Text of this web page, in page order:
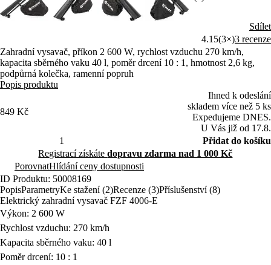
Sdílet
4.15(3×)3 recenze
Zahradní vysavač, příkon 2 600 W, rychlost vzduchu 270 km/h,
kapacita sběrného vaku 40 l, poměr drcení 10 : 1, hmotnost 2,6 kg,
podpůrná kolečka, ramenní popruh
Popis produktu
849 Kč
Ihned k odeslání
skladem více než 5 ks
Expedujeme DNES.
U Vás již od 17.8.
Přidat do košíku
Registrací získátedopravu zdarma nad 1 000 Kč
PorovnatHlídání ceny dostupnosti
ID Produktu: 50008169
PopisParametryKe stažení (2)Recenze (3)Příslušenství (8)
Elektrický zahradní vysavač FZF 4006-E
Výkon: 2 600 W
Rychlost vzduchu: 270 km/h
Kapacita sběrného vaku: 40 l
Poměr drcení: 10 : 1